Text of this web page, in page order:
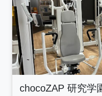
chocoZAP 研究学